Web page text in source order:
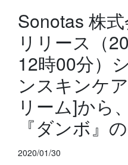
Sonotas 株
リリース（
12時00分）
ンスキンケ
リーム]から
『ダンボ』の
2020/01/30